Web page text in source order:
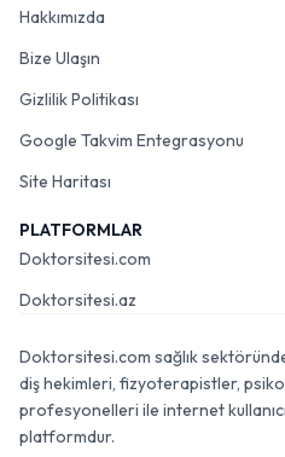
Hakkımızda
Bize Ulaşın
Gizlilik Politikası
Google Takvim Entegrasyonu
Site Haritası
PLATFORMLAR
Doktorsitesi.com
Doktorsitesi.az
Doktorsitesi.com sağlık
diş hekimleri, fizyoterapistler,
profesyonelleri ile internet
platformdur.